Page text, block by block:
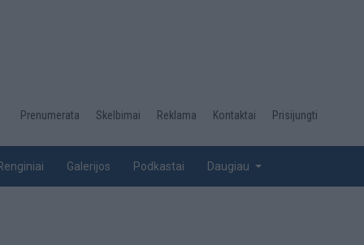
Desktop
top
Prenumerata Skelbimai Reklama Kontaktai Prisijungti
Galerijos Podkastai Daugiau